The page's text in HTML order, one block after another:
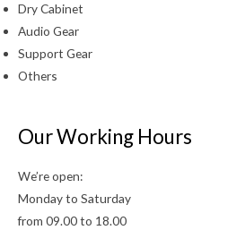
Dry Cabinet
Audio Gear
Support Gear
Others
Our Working Hours
We’re open:
Monday to Saturday
from 09.00 to 18.00